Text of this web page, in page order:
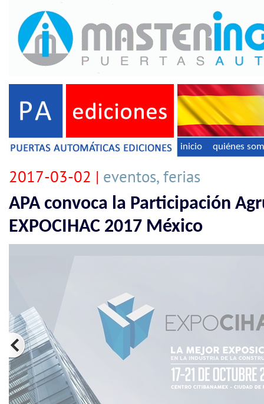
inicio quiénes
2017-03-02 | eventos, ferias
APA convoca la Participación
EXPOCIHAC 2017 México